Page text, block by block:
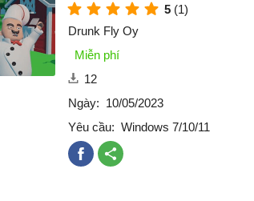
5 (1)
Drunk Fly Oy
Miễn phí
12
Ngày: 10/05/2023
Yêu cầu: Windows 7/10/11